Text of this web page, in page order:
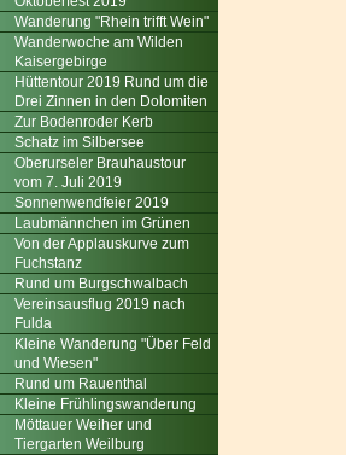
Wanderung "Rhein trifft Wein"
Wanderwoche am Wilden
Kaisergebirge
Hüttentour 2019 Rund um die
Drei Zinnen in den Dolomiten
Zur Bodenroder Kerb
Schatz im Silbersee
Oberurseler Brauhaustour
vom 7. Juli 2019
Sonnenwendfeier 2019
Laubmännchen im Grünen
Von der Applauskurve zum
Fuchstanz
Rund um Burgschwalbach
Vereinsausflug 2019 nach
Fulda
Kleine Wanderung "Über Feld
und Wiesen"
Rund um Rauenthal
Kleine Frühlingswanderung
Möttauer Weiher und
Tiergarten Weilburg